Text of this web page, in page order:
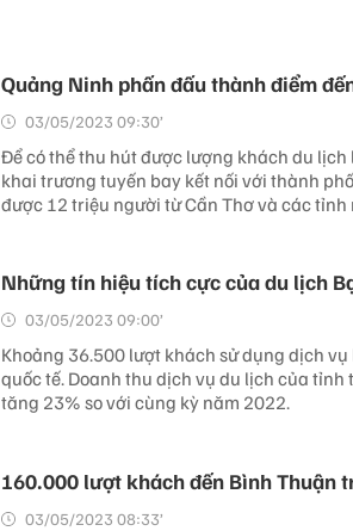
Quảng Ninh phấn đấu thành điểm
03/05/2023 09:30’
Để có thể thu hút được lượng khách du
khai trương tuyến bay kết nối với thành
được 12 triệu người từ Cần Thơ và các tỉnh
Những tín hiệu tích cực của du lịch
03/05/2023 09:00’
Khoảng 36.500 lượt khách sử dụng dịch
quốc tế. Doanh thu dịch vụ du lịch của
tăng 23% so với cùng kỳ năm 2022.
160.000 lượt khách đến Bình Thuận
03/05/2023 08:33’